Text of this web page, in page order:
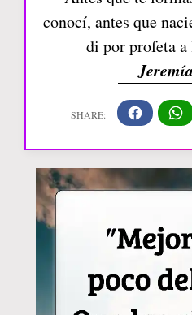
conocí, antes que
di por profeta a